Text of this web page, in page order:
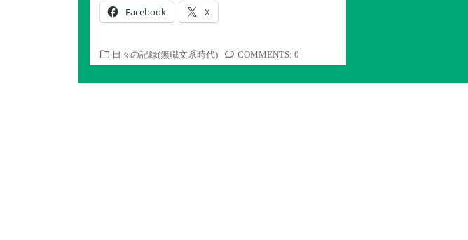
Facebook X
カ
テ
ゴ
日々の記録(無職文系時代) COMMENTS: 0